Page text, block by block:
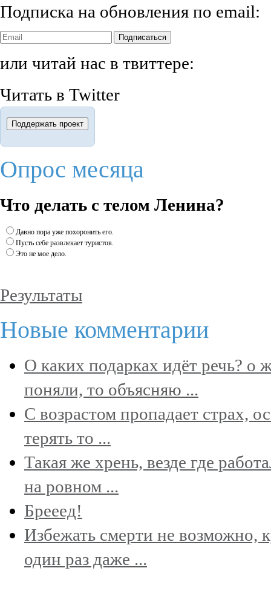
Подписка на обновления по email:
Подписаться
или читай нас в твиттере:
Читать в Twitter
Опрос месяца
Что делать с телом Ленина?
Давно пора уже похоронить его.
Пусть себе развлекает туристов.
Это не мое дело.
Результаты
Новые комментарии
О каких подарках идёт речь?
поняли, то объясняю ...
С возрастом пропадает страх,
терять то ...
Такая же хрень, везде где
на ровном ...
Брееед!
Избежать смерти не возможно,
один раз даже ...